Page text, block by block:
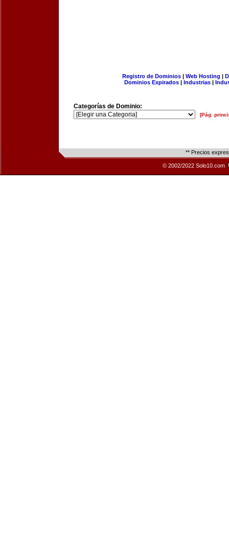
Registro de Dominios| Web Hosting |
Dominios Expirados | Industrias |
Categorías de Dominio:
[Pág.
** Precios
© 2002/2022 Solo10.com